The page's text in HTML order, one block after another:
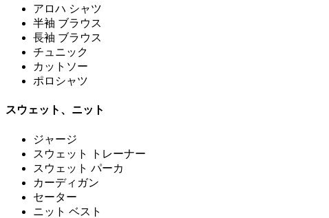
アロハ シャツ
半袖 ブラウス
長袖 ブラウス
チュニック
カットソー
ポロシャツ
スウェット、ニット
ジャージ
スウェット トレーナー
スウェット パーカ
カーディガン
セーター
ニット ベスト